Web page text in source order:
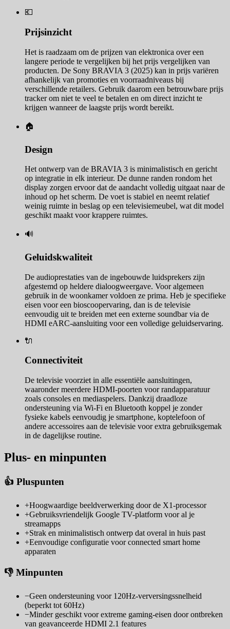
💶
Prijsinzicht
Het is raadzaam om de prijzen van elektronica over een
langere periode te vergelijken bij het prijs vergelijken van
producten. De Sony BRAVIA 3 (2025) kan in prijs variëren
afhankelijk van promoties en voorraadniveaus bij
verschillende retailers. Gebruik daarom een betrouwbare prijs
tracker om niet te veel te betalen en om direct inzicht te
krijgen wanneer de laagste prijs wordt bereikt.
🏠
Design
Het ontwerp van de BRAVIA 3 is minimalistisch en gericht
op integratie in elk interieur. De dunne randen rondom het
display zorgen ervoor dat de aandacht volledig uitgaat naar de
inhoud op het scherm. De voet is stabiel en neemt relatief
weinig ruimte in beslag op een televisiemeubel, wat dit model
geschikt maakt voor krappere ruimtes.
🔊
Geluidskwaliteit
De audioprestaties van de ingebouwde luidsprekers zijn
afgestemd op heldere dialoogweergave. Voor algemeen
gebruik in de woonkamer voldoen ze prima. Heb je specifieke
eisen voor een bioscoopervaring, dan is de televisie
eenvoudig uit te breiden met een externe soundbar via de
HDMI eARC-aansluiting voor een volledige geluidservaring.
🔌
Connectiviteit
De televisie voorziet in alle essentiële aansluitingen,
waaronder meerdere HDMI-poorten voor randapparatuur
zoals consoles en mediaspelers. Dankzij draadloze
ondersteuning via Wi-Fi en Bluetooth koppel je zonder
fysieke kabels eenvoudig je smartphone, koptelefoon of
andere accessoires aan de televisie voor extra gebruiksgemak
in de dagelijkse routine.
Plus- en minpunten
👍 Pluspunten
+Hoogwaardige beeldverwerking door de X1-processor
+Gebruiksvriendelijk Google TV-platform voor al je
streamapps
+Strak en minimalistisch ontwerp dat overal in huis past
+Eenvoudige configuratie voor connected smart home
apparaten
👎 Minpunten
−Geen ondersteuning voor 120Hz-verversingssnelheid
(beperkt tot 60Hz)
−Minder geschikt voor extreme gaming-eisen door ontbreken
van geavanceerde HDMI 2.1 features